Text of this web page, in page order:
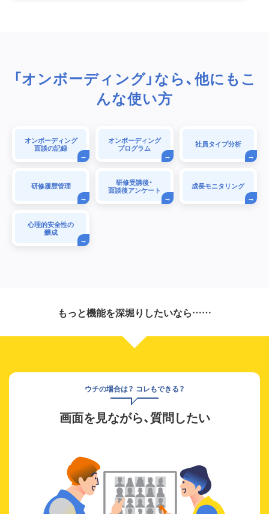
「オンボーディング」なら、他にもこ
んな使い方
オンボーディング
面談の記録
オンボーディング
プログラム 社員タイプ分析
研修履歴管理 研修受講後・
面談後アンケート 成長モニタリング
心理的安全性の
醸成
もっと機能を深堀りしたいなら……
ウチの場合は？ コレもできる？
画面を見ながら、質問したい